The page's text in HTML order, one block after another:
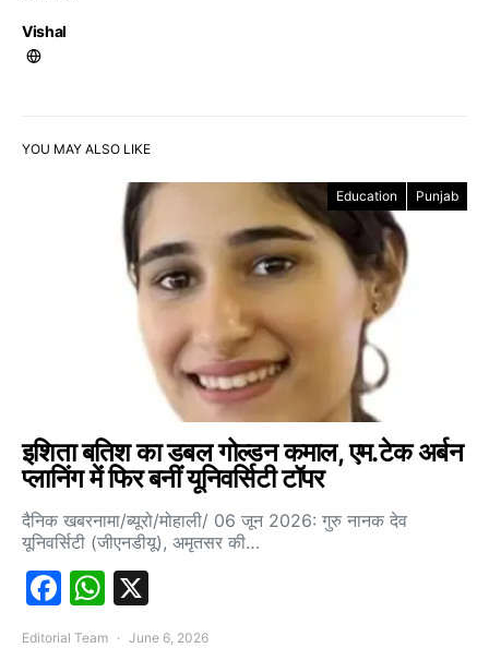
Vishal
YOU MAY ALSO LIKE
Education Punjab
इशिता बतिश का डबल गोल्डन कमाल, एम.टेक अर्बन
प्लानिंग में फिर बनीं यूनिवर्सिटी टॉपर
दैनिक खबरनामा/ब्यूरो/मोहाली/ 06 जून 2026: गुरु नानक देव
यूनिवर्सिटी (जीएनडीयू), अमृतसर की…
Facebook
WhatsApp
Editorial Team June 6, 2026